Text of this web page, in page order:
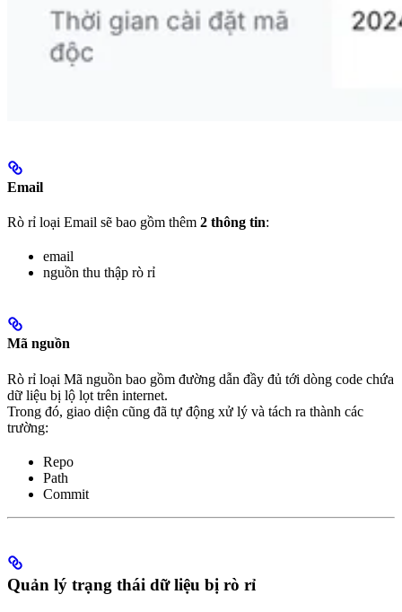
Email
Rò rỉ loại Email sẽ bao gồm thêm 2 thông tin:
email
nguồn thu thập rò rỉ
Mã nguồn
Rò rỉ loại Mã nguồn bao gồm đường dẫn đầy đủ tới dòng code chứa
dữ liệu bị lộ lọt trên internet.
Trong đó, giao diện cũng đã tự động xử lý và tách ra thành các
trường:
Repo
Path
Commit
Quản lý trạng thái dữ liệu bị rò rỉ